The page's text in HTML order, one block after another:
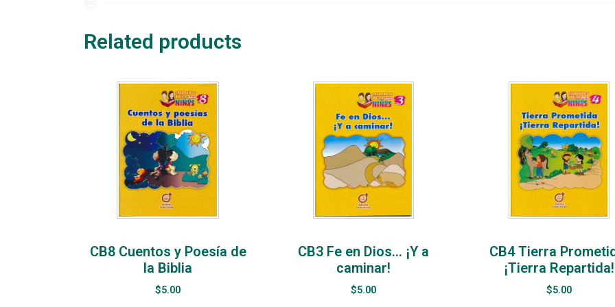
Related products
CB8 Cuentos y Poesía de
la Biblia
$5.00
CB3 Fe en Dios… ¡Y a
caminar!
$5.00
CB4 Tierra
¡Tierra Repartida!
$5.00